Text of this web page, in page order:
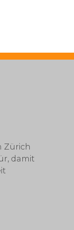
Zürich
damit